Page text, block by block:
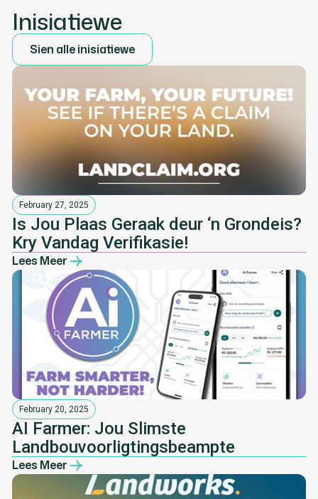
Inisiatiewe
Sien alle inisiatiewe
February 27, 2025
Is Jou Plaas Geraak deur ‘n Grondeis?
Kry Vandag Verifikasie!
Lees Meer
February 20, 2025
AI Farmer: Jou Slimste
Landbouvoorligtingsbeampte
Lees Meer